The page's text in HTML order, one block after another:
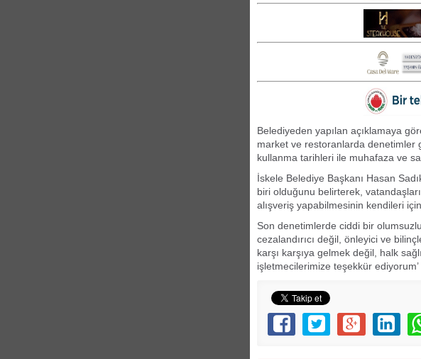
Belediyeden yapılan açıklamaya
market ve restoranlarda denetimler
kullanma tarihleri ile muhafaza ve
İskele Belediye Başkanı Hasan
biri olduğunu belirterek,
alışveriş yapabilmesinin kendileri
Son denetimlerde ciddi bir
cezalandırıcı değil, önleyici ve
karşı karşıya gelmek değil, halk
işletmecilerimize teşekkür ediyorum’